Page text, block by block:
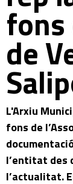
fons
de
L'Arxiu
fons de
l’entitat des
l’actualitat.